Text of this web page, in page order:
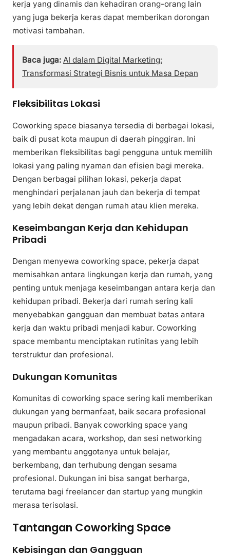
kerja yang dinamis dan kehadiran orang-orang lain
yang juga bekerja keras dapat memberikan dorongan
motivasi tambahan.
Baca juga: AI dalam Digital Marketing:
Transformasi Strategi Bisnis untuk Masa Depan
Fleksibilitas Lokasi
Coworking space biasanya tersedia di berbagai lokasi,
baik di pusat kota maupun di daerah pinggiran. Ini
memberikan fleksibilitas bagi pengguna untuk memilih
lokasi yang paling nyaman dan efisien bagi mereka.
Dengan berbagai pilihan lokasi, pekerja dapat
menghindari perjalanan jauh dan bekerja di tempat
yang lebih dekat dengan rumah atau klien mereka.
Keseimbangan Kerja dan Kehidupan
Pribadi
Dengan menyewa coworking space, pekerja dapat
memisahkan antara lingkungan kerja dan rumah, yang
penting untuk menjaga keseimbangan antara kerja dan
kehidupan pribadi. Bekerja dari rumah sering kali
menyebabkan gangguan dan membuat batas antara
kerja dan waktu pribadi menjadi kabur. Coworking
space membantu menciptakan rutinitas yang lebih
terstruktur dan profesional.
Dukungan Komunitas
Komunitas di coworking space sering kali memberikan
dukungan yang bermanfaat, baik secara profesional
maupun pribadi. Banyak coworking space yang
mengadakan acara, workshop, dan sesi networking
yang membantu anggotanya untuk belajar,
berkembang, dan terhubung dengan sesama
profesional. Dukungan ini bisa sangat berharga,
terutama bagi freelancer dan startup yang mungkin
merasa terisolasi.
Tantangan Coworking Space
Kebisingan dan Gangguan